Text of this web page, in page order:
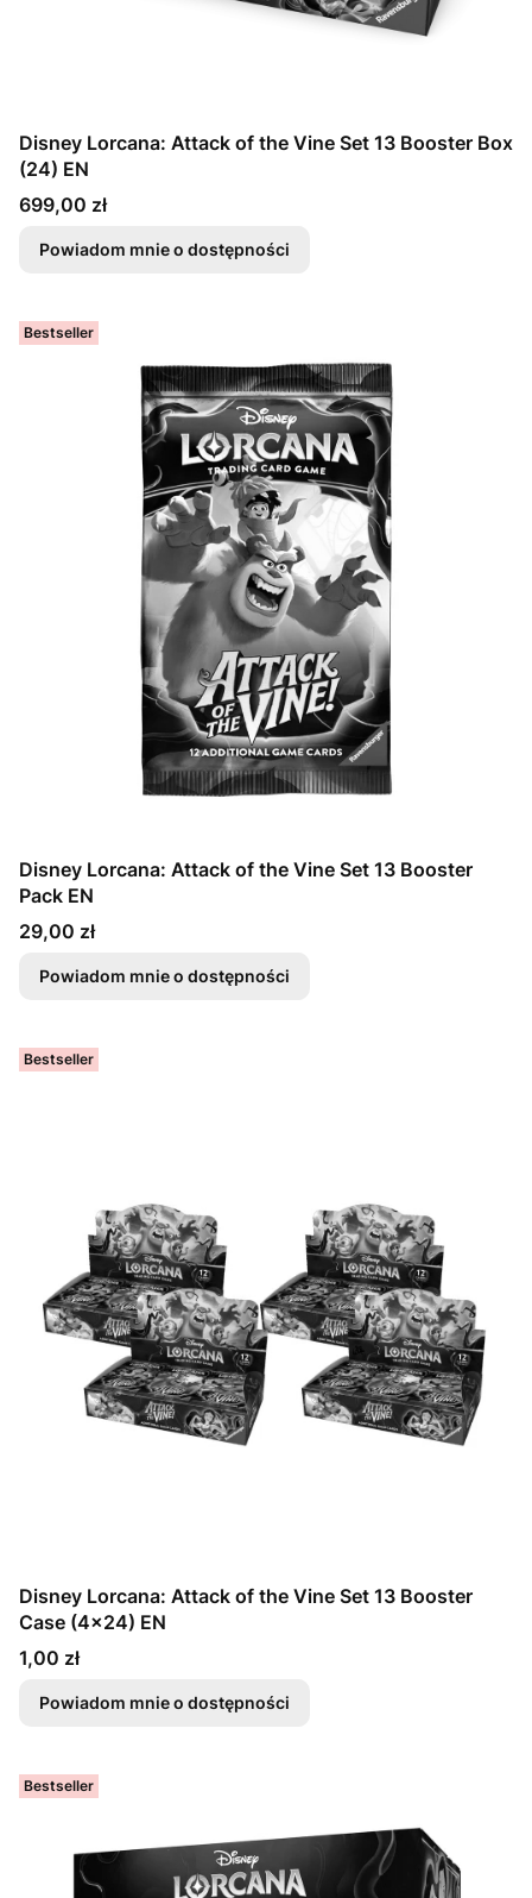
Disney Lorcana: Attack of the Vine Set 13 Booster Box
(24) EN
Cena
699,00 zł
Powiadom mnie o dostępności
Bestseller
Disney Lorcana: Attack of the Vine Set 13 Booster
Pack EN
Cena
29,00 zł
Powiadom mnie o dostępności
Bestseller
Disney Lorcana: Attack of the Vine Set 13 Booster
Case (4x24) EN
Cena
1,00 zł
Powiadom mnie o dostępności
Bestseller